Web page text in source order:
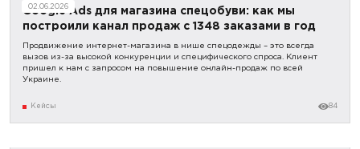
02.06.2026
Google Ads для магазина спецобуви: как мы
построили канал продаж с 1348 заказами в год
Продвижение интернет-магазина в нише спецодежды – это всегда
вызов из-за высокой конкуренции и специфического спроса. Клиент
пришел к нам с запросом на повышение онлайн-продаж по всей
Украине.
Кейсы 84